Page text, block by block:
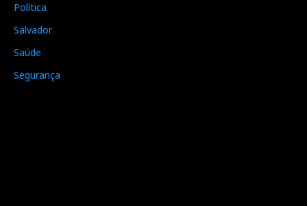
Política
Salvador
Saúde
Segurança